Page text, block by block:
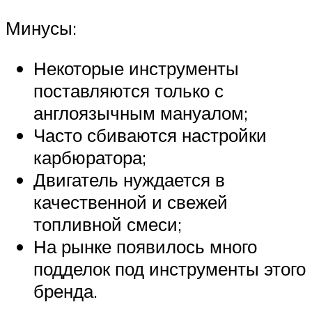
Минусы:
Некоторые инструменты
поставляются только с
англоязычным мануалом;
Часто сбиваются настройки
карбюратора;
Двигатель нуждается в
качественной и свежей
топливной смеси;
На рынке появилось много
подделок под инструменты этого
бренда.